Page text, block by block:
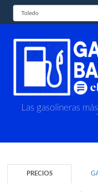
Las gasolineras
PRECIOS